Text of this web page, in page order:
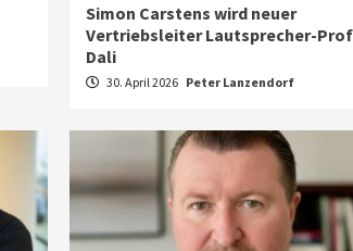
Simon Carstens wird neuer
Vertriebsleiter Lautsprecher-
Dali
30. April 2026 Peter Lanzendorf